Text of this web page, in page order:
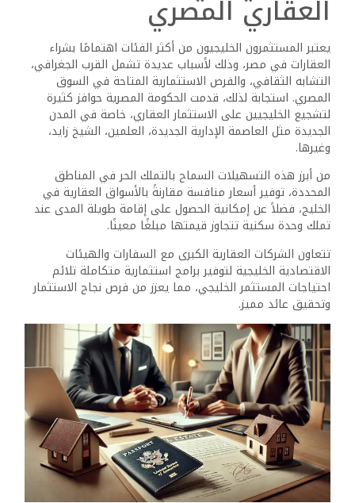
العقاري المصري
يعتبر المستثمرون الخليجيون من أكثر الفئات اهتمامًا بشراء
العقارات في مصر، وذلك لأسباب عديدة تشمل القرب الجغرافي،
التشابه الثقافي، والفرص الاستثمارية المتاحة في السوق
المصري. استجابة لذلك، قدمت الحكومة المصرية حوافز كثيرة
لتشجيع الخليجيين على الاستثمار العقاري، خاصة في المدن
الجديدة مثل العاصمة الإدارية الجديدة، العلمين، الشيخ زايد،
وغيرها.
من أبرز هذه التسهيلات السماح بالتملك الحر في المناطق
المحددة، توفير أسعار منافسة مقارنةً بالأسواق العقارية في
الخليج، فضلاً عن إمكانية الحصول على إقامة طويلة المدى عند
تملك وحدة سكنية تتجاوز قيمتها مبلغًا معينًا.
تتعاون الشركات العقارية الكبرى مع السفارات والهيئات
الاقتصادية الخليجية لتوفير برامج استثمارية متكاملة تلائم
احتياجات المستثمر الخليجي، مما يعزز من فرص نجاح الاستثمار
وتحقيق عائد مميز.